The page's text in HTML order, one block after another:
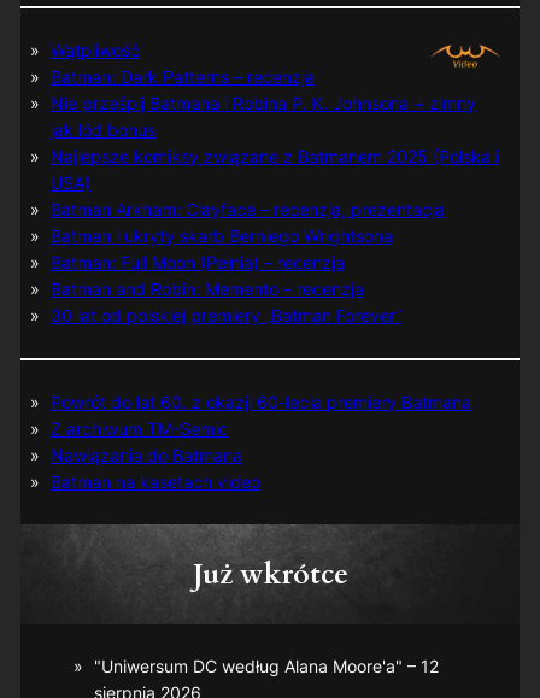
Wątpliwość
Batman: Dark Patterns – recenzja
Nie prześpij Batmana i Robina P. K. Johnsona + zimny
jak lód bonus
Najlepsze komiksy związane z Batmanem 2025 (Polska i
USA)
Batman Arkham: Clayface – recenzja, prezentacja
Batman i ukryty skarb Berniego Wrightsona
Batman: Full Moon (Pełnia) – recenzja
Batman and Robin: Memento – recenzja
30 lat od polskiej premiery „Batman Forever”
Powrót do lat 60. z okazji 60-lecia premiery Batmana
Z archiwum TM-Semic
Nawiązania do Batmana
Batman na kasetach video
Już wkrótce
"Uniwersum DC według Alana Moore'a" – 12
sierpnia 2026